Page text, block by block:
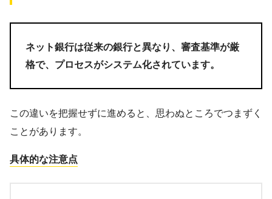
ネット銀行は従来の銀行と異なり、審査基準が厳
格で、プロセスがシステム化されています。
この違いを把握せずに進めると、思わぬところでつまずく
ことがあります。
具体的な注意点